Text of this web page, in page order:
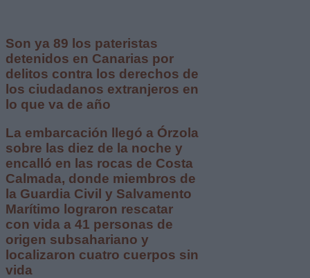
Son ya 89 los pateristas
detenidos en Canarias por
delitos contra los derechos de
los ciudadanos extranjeros en
lo que va de año
La embarcación llegó a Órzola
sobre las diez de la noche y
encalló en las rocas de Costa
Calmada, donde miembros de
la Guardia Civil y Salvamento
Marítimo lograron rescatar
con vida a 41 personas de
origen subsahariano y
localizaron cuatro cuerpos sin
vida